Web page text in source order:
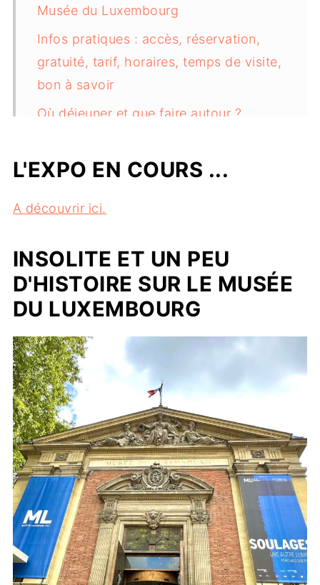
Musée du Luxembourg
Infos pratiques : accès, réservation,
gratuité, tarif, horaires, temps de visite,
bon à savoir
Où déjeuner et que faire autour ?
L'EXPO EN COURS ...
A découvrir ici.
INSOLITE ET UN PEU
D'HISTOIRE SUR LE MUSÉE
DU LUXEMBOURG